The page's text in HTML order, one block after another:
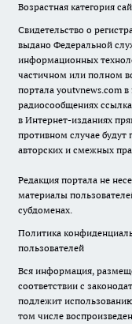
Возрастная категория
Свидетельство о
выдано Федеральной
информационных
частичном или полном
портала youtvnews.com
радиосообщениях
в Интернет-изданиях
противном случае
авторских и смежных
Редакция портала не
материалы
субдоменах.
Политика
пользователей
Вся информация,
соответствии с
подлежит
том числе